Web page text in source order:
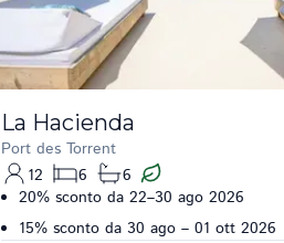
La Hacienda
Port des Torrent
12
6
6
20% sconto da 22–30 ago 2026
15% sconto da 30 ago – 01 ott 2026